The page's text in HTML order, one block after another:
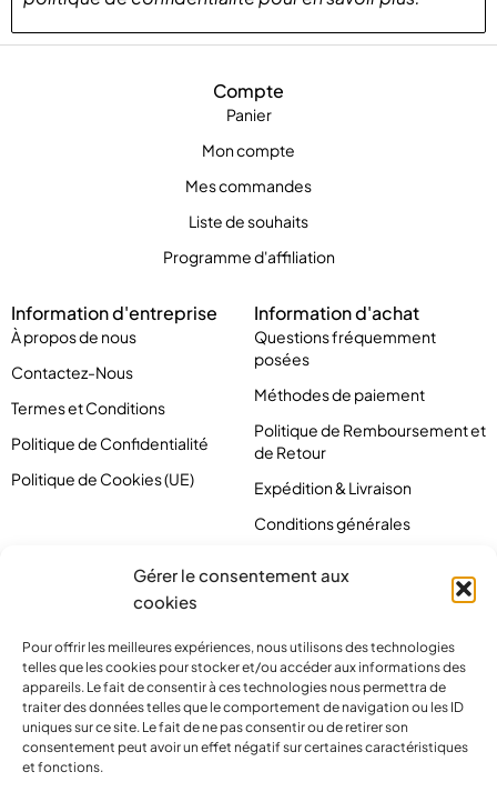
Gérer le consentement aux
cookies
Pour offrir les meilleures expériences, nous utilisons des technologies
telles que les cookies pour stocker et/ou accéder aux informations des
appareils. Le fait de consentir à ces technologies nous permettra de
traiter des données telles que le comportement de navigation ou les ID
uniques sur ce site. Le fait de ne pas consentir ou de retirer son
consentement peut avoir un effet négatif sur certaines caractéristiques
et fonctions.
Compte
Panier
Mon compte
Mes commandes
Liste de souhaits
Programme d'affiliation
Information d'entreprise
À propos de nous
Contactez-Nous
Termes et Conditions
Politique de Confidentialité
Politique de Cookies (UE)
Information d'achat
Questions fréquemment
posées
Méthodes de paiement
Politique de Remboursement et
de Retour
Expédition & Livraison
Conditions générales